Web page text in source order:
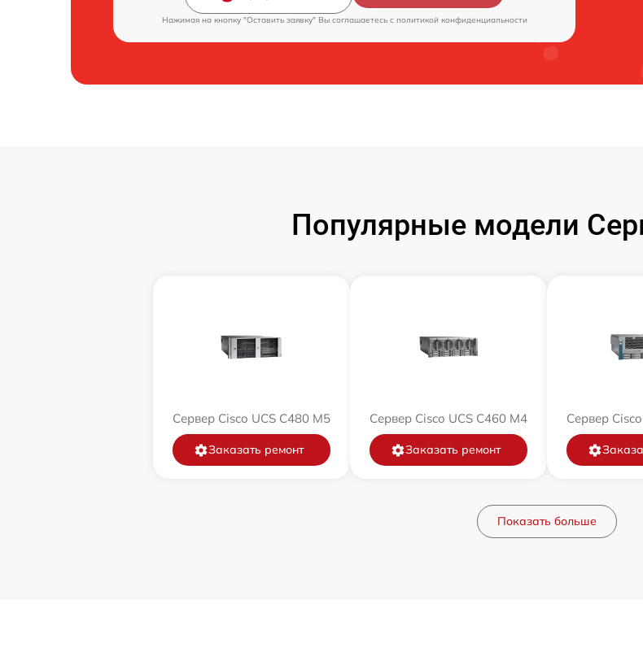
Нажимая на кнопку "Оставить заявку" Вы соглашаетесь c политикой конфиденциальности
Популярные модели
Сервер Cisco UCS C480 M5
Заказать ремонт
Сервер Cisco UCS C460 M4
Заказать ремонт
Сервер
Показать больше